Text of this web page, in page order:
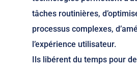
tâches routinières,
processus complexes,
l’expérience utilisateur.
Ils libérent du temps pour